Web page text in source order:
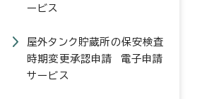
ービス
屋外タンク貯蔵所の保安検査
時期変更承認申請 電子申請
サービス